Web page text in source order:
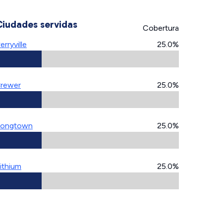
servidas
Cobertura
25.0%
25.0%
25.0%
25.0%